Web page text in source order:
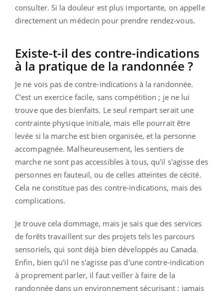
consulter. Si la douleur est plus importante, on appelle
directement un médecin pour prendre rendez-vous.
Existe-t-il des contre-indications
à la pratique de la randonnée ?
Je ne vois pas de contre-indications à la randonnée.
C'est un exercice facile, sans compétition ; je ne lui
trouve que des bienfaits. Le seul rempart serait une
contrainte physique initiale, mais elle pourrait être
levée si la marche est bien organisée, et la personne
accompagnée. Malheureusement, les sentiers de
marche ne sont pas accessibles à tous, qu'il s'agisse des
personnes en fauteuil, ou de celles atteintes de cécité.
Cela ne constitue pas des contre-indications, mais des
complications.
Je trouve cela dommage, mais je sais que des services
de forêts travaillent sur des projets tels les parcours
sensoriels, qui sont déjà bien développés au Canada.
Enfin, bien qu'il ne s'agisse pas d'une contre-indication
à proprement parler, il faut veiller à faire de la
randonnée dans un environnement sécurisant ; jamais